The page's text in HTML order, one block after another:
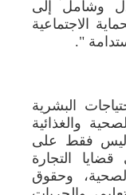
وشامل إلى
الاجتماعية
".
البشرية
والغذائية
ليس فقط على
التجارة
وحقوق